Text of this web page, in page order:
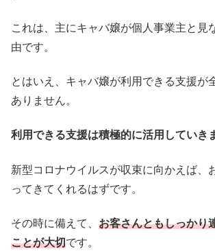
これは、主にキャバ嬢が個人事業主と見
由です。
とはいえ、キャバ嬢が利用できる支援が
ありません。
利用できる支援は積極的に活用していき
新型コロナウイルスが収束に向かえば、
ってきてくれるはずです。
その時に備えて、 お客さんともしっかり
ことが大切です。